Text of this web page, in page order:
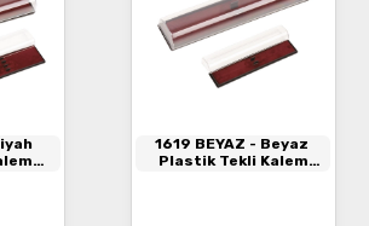
1619 BEYAZ - Beyaz
Plastik Tekli Kalem